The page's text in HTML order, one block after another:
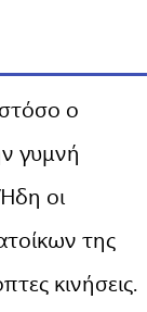
ο
γυμνή
οι
της
κινήσεις.